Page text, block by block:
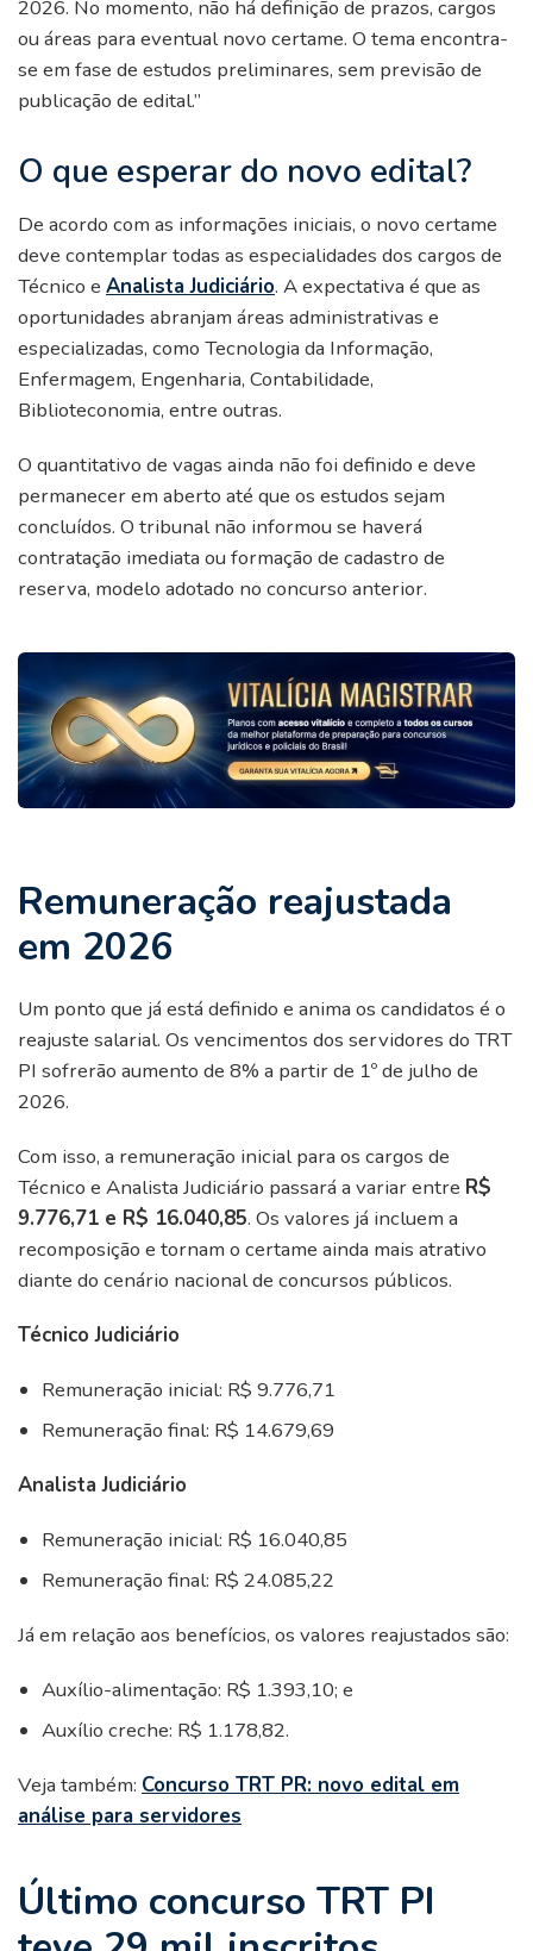
2026. No momento, não há definição de prazos, cargos
ou áreas para eventual novo certame. O tema encontra-
se em fase de estudos preliminares, sem previsão de
publicação de edital.”
O que esperar do novo edital?
De acordo com as informações iniciais, o novo certame
deve contemplar todas as especialidades dos cargos de
Técnico e Analista Judiciário. A expectativa é que as
oportunidades abranjam áreas administrativas e
especializadas, como Tecnologia da Informação,
Enfermagem, Engenharia, Contabilidade,
Biblioteconomia, entre outras.
O quantitativo de vagas ainda não foi definido e deve
permanecer em aberto até que os estudos sejam
concluídos. O tribunal não informou se haverá
contratação imediata ou formação de cadastro de
reserva, modelo adotado no concurso anterior.
Remuneração reajustada
em 2026
Um ponto que já está definido e anima os candidatos é o
reajuste salarial. Os vencimentos dos servidores do TRT
PI sofrerão aumento de 8% a partir de 1º de julho de
2026.
Com isso, a remuneração inicial para os cargos de
Técnico e Analista Judiciário passará a variar entre R$
9.776,71 e R$ 16.040,85. Os valores já incluem a
recomposição e tornam o certame ainda mais atrativo
diante do cenário nacional de concursos públicos.
Técnico Judiciário
Remuneração inicial: R$ 9.776,71
Remuneração final: R$ 14.679,69
Analista Judiciário
Remuneração inicial: R$ 16.040,85
Remuneração final: R$ 24.085,22
Já em relação aos benefícios, os valores reajustados são:
Auxílio-alimentação: R$ 1.393,10; e
Auxílio creche: R$ 1.178,82.
Veja também: Concurso TRT PR: novo edital em
análise para servidores
Último concurso TRT PI